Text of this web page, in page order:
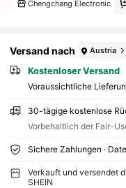
Chengchang Electronic
Versand nach Austria
Kostenloser Versand
Voraussichtliche
30-tägige kostenlose
Vorbehaltlich der Fair-
Sichere Zahlungen ·
Verkauft und versendet
SHEIN